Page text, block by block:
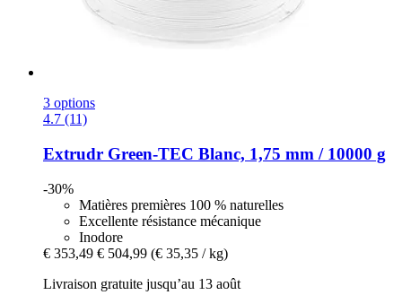
3 options
4.7 (11)
Extrudr Green-​TEC Blanc, 1,75 mm / 10000 g
-30%
Matières premières 100 % naturelles
Excellente résistance mécanique
Inodore
€ 353,49 € 504,99 (€ 35,35 / kg)
Livraison gratuite jusqu’au 13 août